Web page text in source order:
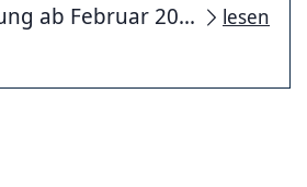
ab Februar 20...
lesen